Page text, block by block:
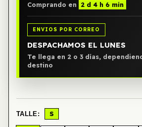
Comprando en
2 d 4 h 6 min
ENVIOS POR CORREO
DESPACHAMOS EL LUNES
Te llega en 2 o 3 días,
destino
TALLE: S